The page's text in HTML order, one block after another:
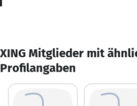
XING Mitglieder mit
Profilangaben